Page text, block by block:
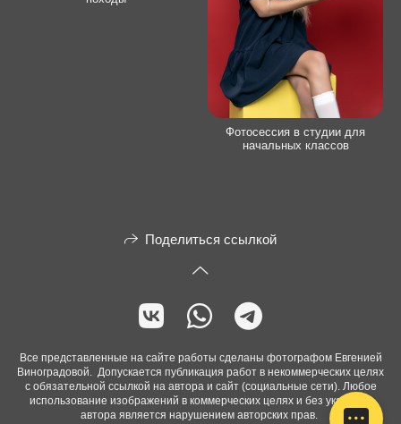
Фотосессия в студии для
начальных классов
Поделиться ссылкой
Все представленные на сайте работы сделаны фотографом Евгенией
Виноградовой. Допускается публикация работ в некоммерческих целях
с обязательной ссылкой на автора и сайт (социальные сети). Любое
использование изображений в коммерческих целях и без указания
автора является нарушением авторских прав.